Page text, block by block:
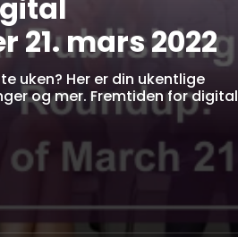
mars 2022
uken? Her er din ukentlige
og mer. Fremtiden for digital